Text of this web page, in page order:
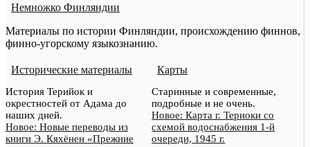
Немножко Финляндии
Материалы по истории Финляндии, происхождению финнов,
финно-угорскому языкознанию.
Исторические материалы
История Терийок и
окрестностей от Адама до
наших дней.
Новое: Новые переводы из
книги Э. Кяхёнен «Прежние
Карты
Старинные и современные,
подробные и не очень.
Новое: Карта г. Териоки со
схемой водоснабжения 1-й
очереди, 1945 г.